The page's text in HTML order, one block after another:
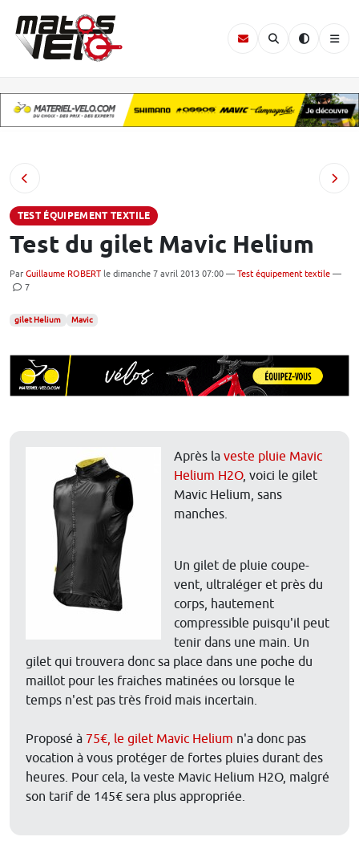
TEST ÉQUIPEMENT TEXTILE
Test du gilet Mavic Helium
Par Guillaume ROBERT le dimanche 7 avril 2013 07:00 — Test équipement textile —
7
gilet Helium Mavic
Après la veste pluie Mavic
Helium H2O, voici le gilet
Mavic Helium, sans
manches.
Un gilet de pluie coupe-
vent, ultraléger et près du
corps, hautement
compressible puisqu'il peut
tenir dans une main. Un
gilet qui trouvera donc sa place dans une poche du
maillot pour les fraiches matinées ou lorsque le
temps n'est pas très froid mais incertain.
Proposé à 75€, le gilet Mavic Helium n'a donc pas
vocation à vous protéger de fortes pluies durant des
heures. Pour cela, la veste Mavic Helium H2O, malgré
son tarif de 145€ sera plus appropriée.